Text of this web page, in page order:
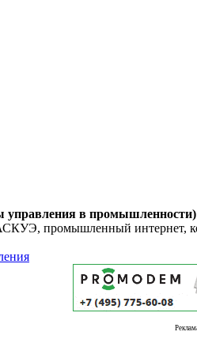
в промышленности)
промышленный интернет,